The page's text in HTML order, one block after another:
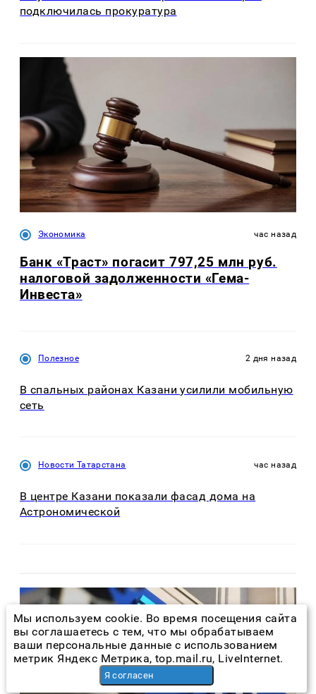
подключилась прокуратура
Экономика час назад
Банк «Траст» погасит 797,25 млн руб.
налоговой задолженности «Гема-
Инвеста»
Полезное 2 дня назад
В спальных районах Казани усилили мобильную
сеть
Новости Татарстана час назад
В центре Казани показали фасад дома на
Астрономической
Мы используем cookie. Во время посещения сайта
вы соглашаетесь с тем, что мы обрабатываем
ваши персональные данные с использованием
метрик Яндекс Метрика, top.mail.ru, LiveInternet.
Я согласен